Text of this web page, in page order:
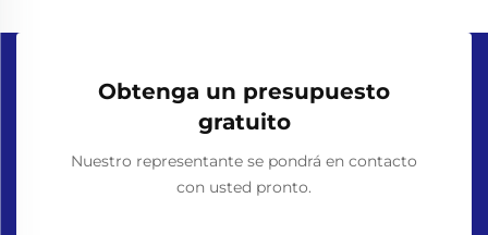
Obtenga un presupuesto
gratuito
Nuestro representante se pondrá en contacto
con usted pronto.